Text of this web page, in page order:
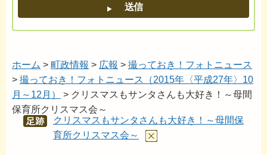
ホーム > 町政情報 > 広報 > 撮っておき！フォトニュース
> 撮っておき！フォトニュース（2015年〈平成27年〉10
月～12月）
> クリスマスもサンタさんも大好き！～母間
保育所クリスマス会～
あし
クリスマスもサンタさんも大好き！～母間保
育所クリスマス会～